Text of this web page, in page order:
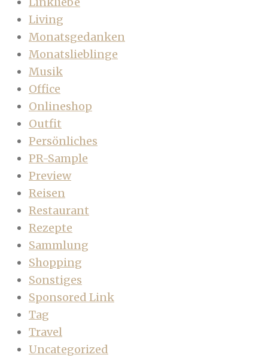
Living
Monatsgedanken
Monatslieblinge
Musik
Office
Onlineshop
Outfit
Persönliches
PR-Sample
Preview
Reisen
Restaurant
Rezepte
Sammlung
Shopping
Sonstiges
Sponsored Link
Tag
Travel
Uncategorized